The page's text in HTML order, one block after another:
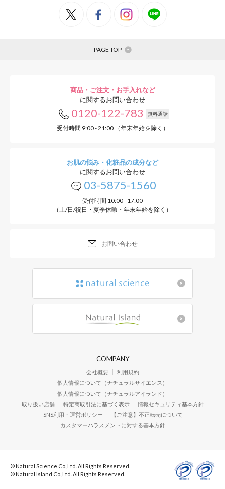
PAGE TOP
商品・ご注文・お手入れなど
に関するお問い合わせ
0120-122-783 無料通話
受付時間 9:00 - 21:00 （年末年始を除く）
お肌の悩み・化粧品の成分など
に関するお問い合わせ
03-5875-1560
受付時間 10:00 - 17:00
（土/日/祝日・夏季休暇・年末年始を除く）
お問い合わせ
COMPANY
会社概要
利用規約
個人情報について（ナチュラルサイエンス）
個人情報について（ナチュラルアイランド）
取り扱い店舗
特定商取引法に基づく表示
情報セキュリティ基本方針
SNS利用・運営ポリシー
【ご注意】不正転売について
カスタマーハラスメントに対する基本方針
© Natural Science Co.,Ltd. All Rights Reserved.
© Natural Island Co.,Ltd. All Rights Reserved.